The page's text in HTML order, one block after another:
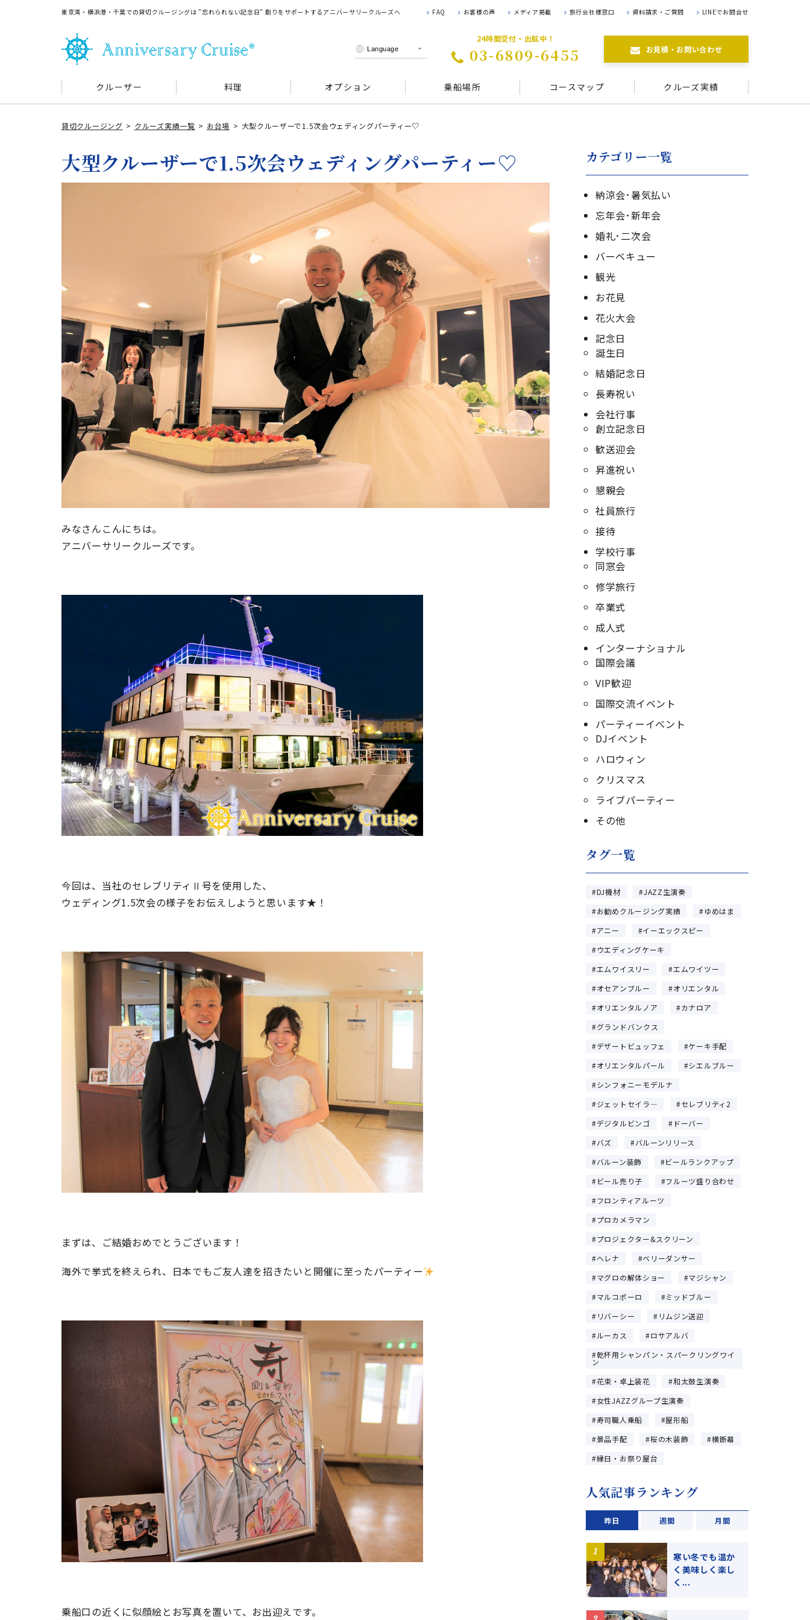
東京湾・横浜港・千葉での貸切クルージングは ”忘れられない記念日” 創りをサポートするアニバーサリークルーズへ FAQ お客様の声 メディア掲載 旅行会社様窓口 資料請求・ご質問 LINEでお問合せ
24時間受付・出航中！
03-6809-6455 お見積・お問い合わせ
クルーザー 料理 オプション 乗船場所 コースマップ クルーズ実績
貸切クルージング クルーズ実績一覧 お台場 大型クルーザーで1.5次会ウェディングパーティー♡
大型クルーザーで1.5次会ウェディングパーティー♡
みなさんこんにちは。
アニバーサリークルーズです。
今回は、当社のセレブリティⅡ号を使用した、
ウェディング1.5次会の様子をお伝えしようと思います★！
まずは、ご結婚おめでとうございます！
海外で挙式を終えられ、日本でもご友人達を招きたいと開催に至ったパーティー
乗船口の近くに似顔絵とお写真を置いて、お出迎えです。
カテゴリー一覧
納涼会･暑気払い
忘年会･新年会
婚礼･二次会
バーベキュー
観光
お花見
花火大会
記念日
誕生日
結婚記念日
長寿祝い
会社行事
創立記念日
歓送迎会
昇進祝い
懇親会
社員旅行
接待
学校行事
同窓会
修学旅行
卒業式
成人式
インターナショナル
国際会議
VIP歓迎
国際交流イベント
パーティーイベント
DJイベント
ハロウィン
クリスマス
ライブパーティー
その他
タグ一覧
DJ機材
JAZZ生演奏
お勧めクルージング実績
ゆめはま
アニー
イーエックスピー
ウエディングケーキ
エムワイスリー
エムワイツー
オセアンブルー
オリエンタル
オリエンタルノア
カナロア
グランドバンクス
デザートビュッフェ
ケーキ手配
オリエンタルパール
シエルブルー
シンフォニーモデルナ
ジェットセイラ―
セレブリティ2
デジタルビンゴ
ドーバー
バズ
バルーンリリース
バルーン装飾
ビールランクアップ
ビール売り子
フルーツ盛り合わせ
フロンティアルーツ
プロカメラマン
プロジェクター&スクリーン
ヘレナ
ベリーダンサー
マグロの解体ショー
マジシャン
マルコポーロ
ミッドブルー
リバーシー
リムジン送迎
ルーカス
ロサアルバ
乾杯用シャンパン・スパークリングワイ
ン
花束・卓上装花
和太鼓生演奏
女性JAZZグループ生演奏
寿司職人乗船
屋形船
景品手配
桜の木装飾
横断幕
縁日・お祭り屋台
人気記事ランキング
昨日 週間 月間
寒い冬でも温か
く美味しく楽し
く...